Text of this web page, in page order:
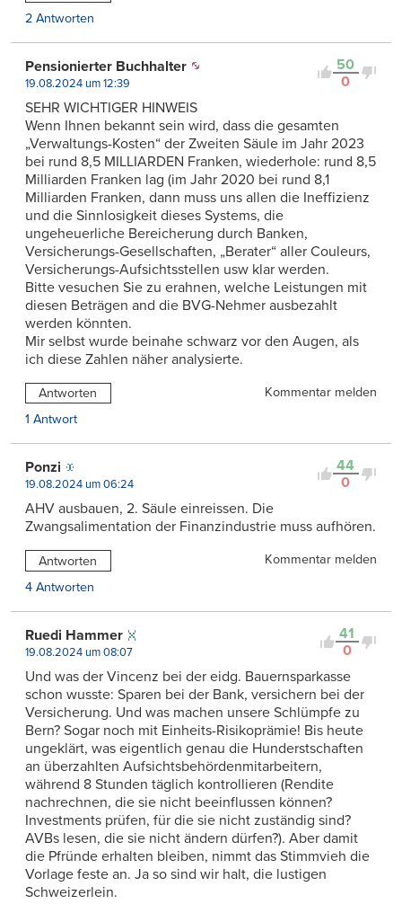
2 Antworten
50
0
Pensionierter Buchhalter
19.08.2024 um 12:39
SEHR WICHTIGER HINWEIS
Wenn Ihnen bekannt sein wird, dass die gesamten
„Verwaltungs-Kosten“ der Zweiten Säule im Jahr 2023
bei rund 8,5 MILLIARDEN Franken, wiederhole: rund 8,5
Milliarden Franken lag (im Jahr 2020 bei rund 8,1
Milliarden Franken, dann muss uns allen die Ineffizienz
und die Sinnlosigkeit dieses Systems, die
ungeheuerliche Bereicherung durch Banken,
Versicherungs-Gesellschaften, „Berater“ aller Couleurs,
Versicherungs-Aufsichtsstellen usw klar werden.
Bitte vesuchen Sie zu erahnen, welche Leistungen mit
diesen Beträgen and die BVG-Nehmer ausbezahlt
werden könnten.
Mir selbst wurde beinahe schwarz vor den Augen, als
ich diese Zahlen näher analysierte.
Antworten
Kommentar melden
1 Antwort
44
0
Ponzi
19.08.2024 um 06:24
AHV ausbauen, 2. Säule einreissen. Die
Zwangsalimentation der Finanzindustrie muss aufhören.
Antworten
Kommentar melden
4 Antworten
41
0
Ruedi Hammer
19.08.2024 um 08:07
Und was der Vincenz bei der eidg. Bauernsparkasse
schon wusste: Sparen bei der Bank, versichern bei der
Versicherung. Und was machen unsere Schlümpfe zu
Bern? Sogar noch mit Einheits-Risikoprämie! Bis heute
ungeklärt, was eigentlich genau die Hunderstschaften
an überzahlten Aufsichtsbehördenmitarbeitern,
während 8 Stunden täglich kontrollieren (Rendite
nachrechnen, die sie nicht beeinflussen können?
Investments prüfen, für die sie nicht zuständig sind?
AVBs lesen, die sie nicht ändern dürfen?). Aber damit
die Pfründe erhalten bleiben, nimmt das Stimmvieh die
Vorlage feste an. Ja so sind wir halt, die lustigen
Schweizerlein.